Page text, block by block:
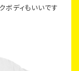
ボディもいいです